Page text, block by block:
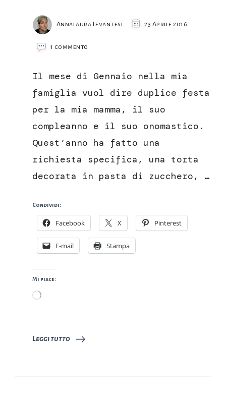
Annalaura Levantesi 23 Aprile 2016
1 commento
vaniglia
con
al
anisetta
Il mese di Gennaio nella mia
famiglia vuol dire duplice festa
per la mia mamma, il suo
compleanno e il suo onomastico.
Quest’anno ha fatto una
richiesta specifica, una torta
decorata in pasta di zucchero, …
Condividi:
Facebook X Pinterest
E-mail Stampa
Mi piace:
Caricamento
Leggi tutto